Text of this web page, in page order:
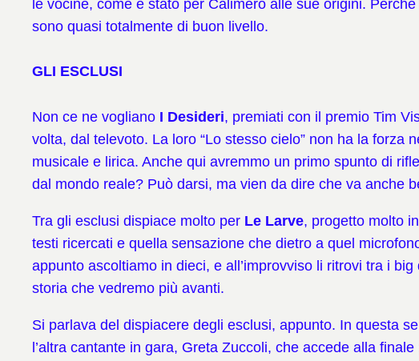
le vocine, come è stato per Calimero alle sue origini.
sono quasi totalmente di buon livello.
GLI ESCLUSI
Non ce ne vogliano I Desideri, premiati con il premio Tim
volta, dal televoto. La loro “Lo stesso cielo” non ha la
musicale e lirica. Anche qui avremmo un primo spunto di
dal mondo reale? Può darsi, ma vien da dire che va anche
Tra gli esclusi dispiace molto per Le Larve, progetto molto
testi ricercati e quella sensazione che dietro a quel
appunto ascoltiamo in dieci, e all’improvviso li ritrovi tra i
storia che vedremo più avanti.
Si parlava del dispiacere degli esclusi, appunto. In questa
l’altra cantante in gara, Greta Zuccoli, che accede alla